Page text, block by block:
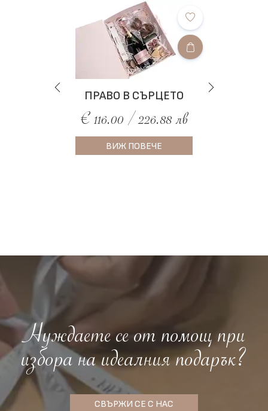
ПРАВО В СЪРЦЕТО
€ 116.00 / 226.88 лв
ВИЖ ПОВЕЧЕ
Нуждаете се от помощ при
избора на идеалния подарък?
СВЪРЖИ СЕ С НАС